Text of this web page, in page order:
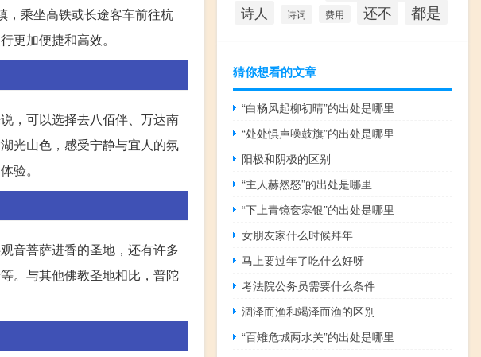
，乘坐高铁或长途客车前往杭
更加便捷和高效。
，可以选择去八佰伴、万达南
光山色，感受宁静与宜人的氛
验。
音菩萨进香的圣地，还有许多
。与其他佛教圣地相比，普陀
诗人 诗词 费用 还不 都是
猜你想看的文章
“白杨风起柳初晴”的出处是哪里
“处处惧声噪鼓旗”的出处是哪里
阳极和阴极的区别
“主人赫然怒”的出处是哪里
“下上青镜奁寒银”的出处是哪里
女朋友家什么时候拜年
马上要过年了吃什么好呀
考法院公务员需要什么条件
涸泽而渔和竭泽而渔的区别
“百雉危城两水关”的出处是哪里